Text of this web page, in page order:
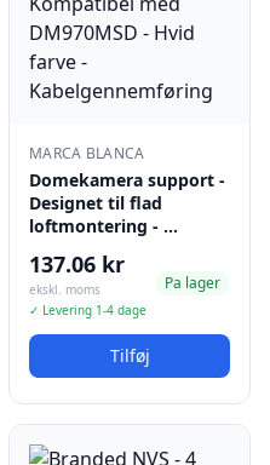
MARCA BLANCA
Domekamera support -
Designet til flad
loftmontering - …
137.06 kr
ekskl. moms
✓ Levering 1-4 dage
Pa lager
Tilføj